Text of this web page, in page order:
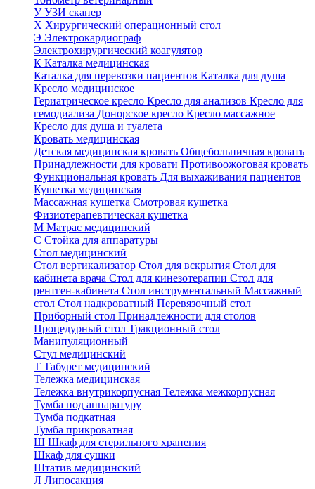
УУЗИ сканер
Х Хирургический операционный стол
Э Электрокардиограф
Электрохирургический коагулятор
К Каталка медицинская
Каталка для перевозки пациентов Каталка для душа
Кресло медицинское
Гериатрическое кресло Кресло для анализов Кресло для
гемодиализа Донорское кресло Кресло массажное
Кресло для душа и туалета
Кровать медицинская
Детская медицинская кровать Общебольничная кровать
Принадлежности для кровати Противоожоговая кровать
Функциональная кровать Для выхаживания пациентов
Кушетка медицинская
Массажная кушетка Смотровая кушетка
Физиотерапевтическая кушетка
М Матрас медицинский
С Стойка для аппаратуры
Стол медицинский
Стол вертикализатор Стол для вскрытия Стол для
кабинета врача Стол для кинезотерапии Стол для
рентген-кабинета Стол инструментальный Массажный
стол Стол надкроватный Перевязочный стол
Приборный стол Принадлежности для столов
Процедурный стол Тракционный стол
Манипуляционный
Стул медицинский
Т Табурет медицинский
Тележка медицинская
Тележка внутрикорпусная Тележка межкорпусная
Тумба под аппаратуру
Тумба подкатная
Тумба прикроватная
Ш Шкаф для стерильного хранения
Шкаф для сушки
Штатив медицинский
Л Липосакция